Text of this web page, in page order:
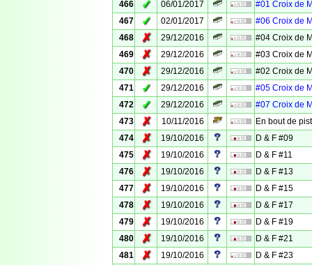
466
✓ 06/01/2017
#01 Croix de
467
✓ 02/01/2017
#06 Croix de
468
✗ 29/12/2016
#04 Croix de
469
✗ 29/12/2016
#03 Croix de
470
✗ 29/12/2016
#02 Croix de
471
✓ 29/12/2016
#05 Croix de
472
✓ 29/12/2016
#07 Croix de
473
✗ 10/11/2016
En bout de
474
✗ 19/10/2016
D & F #09
475
✗ 19/10/2016
D & F #11
476
✗ 19/10/2016
D & F #13
477
✗ 19/10/2016
D & F #15
478
✗ 19/10/2016
D & F #17
479
✗ 19/10/2016
D & F #19
480
✗ 19/10/2016
D & F #21
481
✗ 19/10/2016
D & F #23